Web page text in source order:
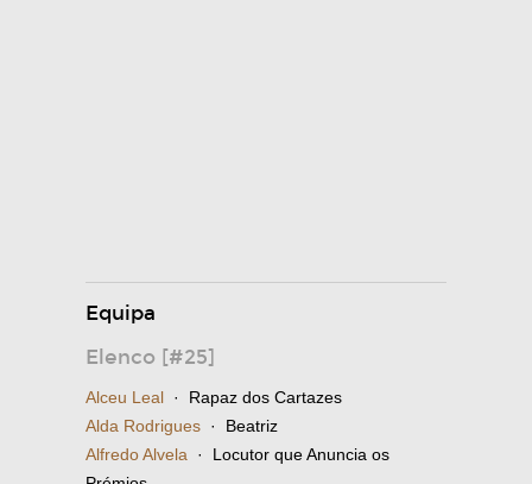
Equipa
Elenco [#25]
Alceu Leal · Rapaz dos Cartazes
Alda Rodrigues · Beatriz
Alfredo Alvela · Locutor que Anuncia os